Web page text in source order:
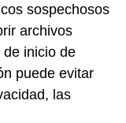
sospechosos
archivos
inicio de
puede evitar
las